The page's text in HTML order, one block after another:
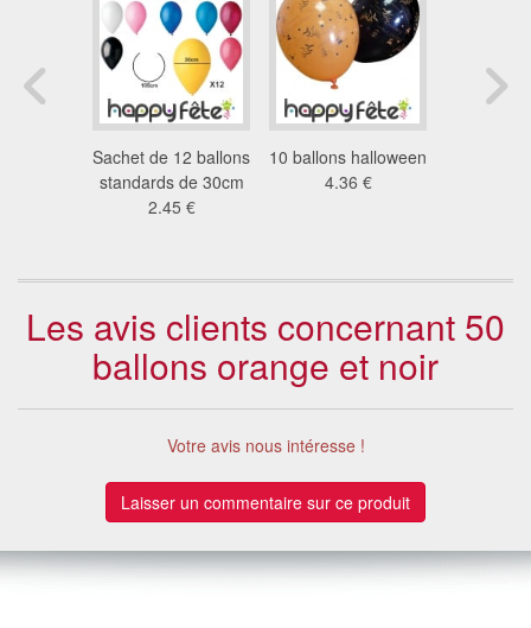
Sachet de 12 ballons
standards de 30cm
2.45 €
10 ballons halloween
4.36 €
Les avis clients concernant 50
ballons orange et noir
Votre avis nous intéresse !
Laisser un commentaire sur ce produit